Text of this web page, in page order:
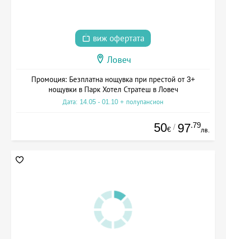
виж офертата
Ловеч
Промоция: Безплатна нощувка при престой от 3+
нощувки в Парк Хотел Стратеш в Ловеч
Дата: 14.05 - 01.10 + полупансион
50€ / 97.79
лв.